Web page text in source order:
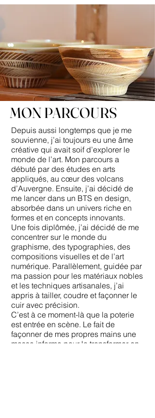
MON PARCOURS
Depuis aussi longtemps que je me
souvienne, j’ai toujours eu une âme
créative qui avait soif d’explorer le
monde de l’art. Mon parcours a
débuté par des études en arts
appliqués, au cœur des volcans
d’Auvergne. Ensuite, j’ai décidé de
me lancer dans un BTS en design,
absorbée dans un univers riche en
formes et en concepts innovants.
Une fois diplômée, j’ai décidé de me
concentrer sur le monde du
graphisme, des typographies, des
compositions visuelles et de l’art
numérique. Parallèlement, guidée par
ma passion pour les matériaux nobles
et les techniques artisanales, j’ai
appris à tailler, coudre et façonner le
cuir avec précision.
C’est à ce moment-là que la poterie
est entrée en scène. Le fait de
façonner de mes propres mains une
masse informe pour la transformer en